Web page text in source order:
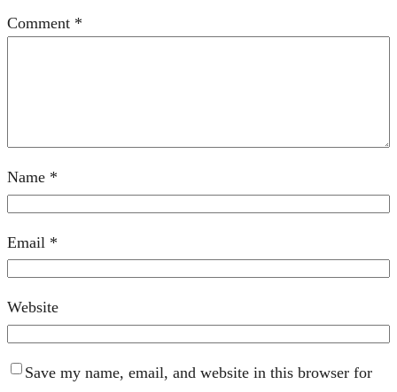
Comment *
Name *
Email *
Website
Save my name, email, and website in this browser for